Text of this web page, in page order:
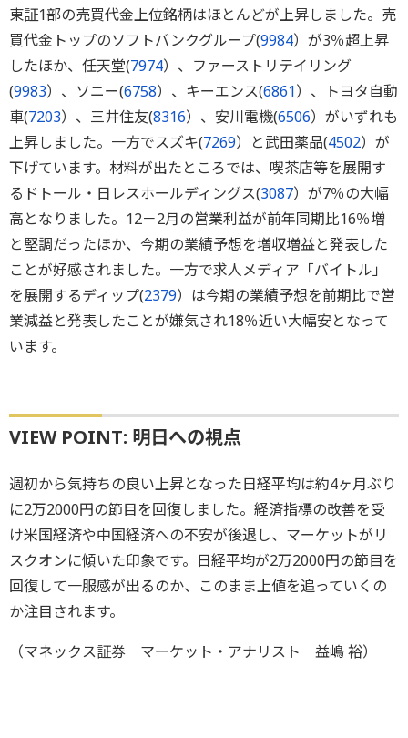
東証1部の売買代金上位銘柄はほとんどが上昇しました。売
買代金トップのソフトバンクグループ(9984）が3％超上昇
したほか、任天堂(7974）、ファーストリテイリング
(9983）、ソニー(6758）、キーエンス(6861）、トヨタ自動
車(7203）、三井住友(8316）、安川電機(6506）がいずれも
上昇しました。一方でスズキ(7269）と武田薬品(4502）が
下げています。材料が出たところでは、喫茶店等を展開す
るドトール・日レスホールディングス(3087）が7％の大幅
高となりました。12－2月の営業利益が前年同期比16％増
と堅調だったほか、今期の業績予想を増収増益と発表した
ことが好感されました。一方で求人メディア「バイトル」
を展開するディップ(2379）は今期の業績予想を前期比で営
業減益と発表したことが嫌気され18％近い大幅安となって
います。
VIEW POINT: 明日への視点
週初から気持ちの良い上昇となった日経平均は約4ヶ月ぶり
に2万2000円の節目を回復しました。経済指標の改善を受
け米国経済や中国経済への不安が後退し、マーケットがリ
スクオンに傾いた印象です。日経平均が2万2000円の節目を
回復して一服感が出るのか、このまま上値を追っていくの
か注目されます。
（マネックス証券 マーケット・アナリスト 益嶋 裕）